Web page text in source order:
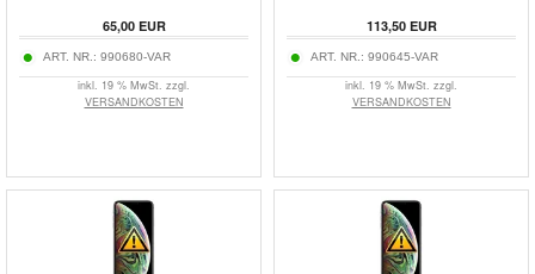
65,00 EUR
ART. NR.: 990680-VAR
inkl. 19 % MwSt. zzgl.
VERSANDKOSTEN
113,50 EUR
ART. NR.: 990645-VAR
inkl. 19 % MwSt. zzgl.
VERSANDKOSTEN